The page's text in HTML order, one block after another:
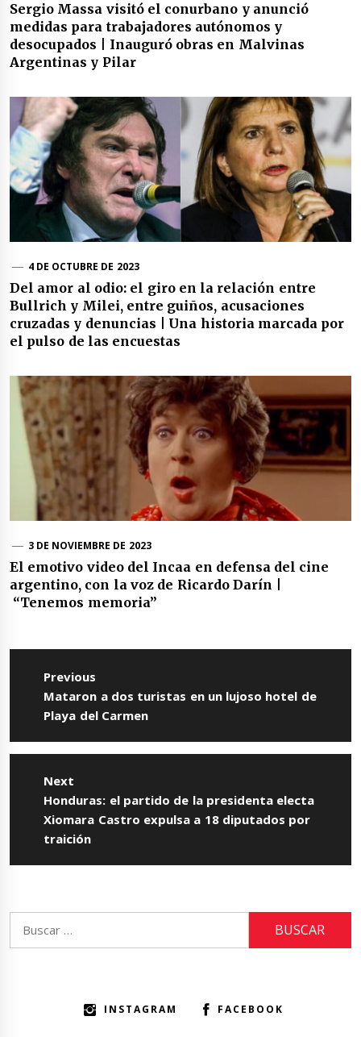
Sergio Massa visitó el conurbano y anunció
medidas para trabajadores autónomos y
desocupados | Inauguró obras en Malvinas
Argentinas y Pilar
4 DE OCTUBRE DE 2023
Del amor al odio: el giro en la relación entre
Bullrich y Milei, entre guiños, acusaciones
cruzadas y denuncias | Una historia marcada por
el pulso de las encuestas
3 DE NOVIEMBRE DE 2023
El emotivo video del Incaa en defensa del cine
argentino, con la voz de Ricardo Darín |
“Tenemos memoria”
Navegación
entradas
Previous
Previous
post:
Mataron a dos turistas en un lujoso hotel de
Playa del Carmen
Next
Next
post:
Honduras: el partido de la presidenta electa
Xiomara Castro expulsa a 18 diputados por
traición
INSTAGRAM FACEBOOK